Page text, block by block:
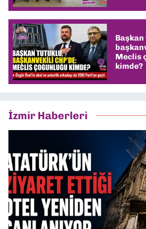
Meclis
kimde?
İzmir Haberleri